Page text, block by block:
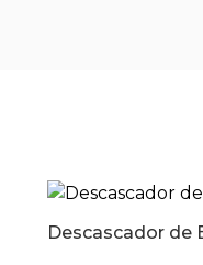
Descascador de